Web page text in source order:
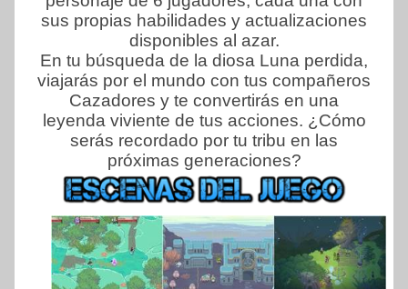
sus propias habilidades y actualizaciones
disponibles al azar.
En tu búsqueda de la diosa Luna perdida,
viajarás por el mundo con tus compañeros
Cazadores y te convertirás en una
leyenda viviente de tus acciones. ¿Cómo
serás recordado por tu tribu en las
próximas generaciones?